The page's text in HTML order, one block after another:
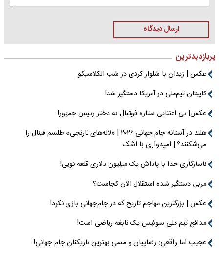
ارسال دیدگاه
پربازدیدترین
عکس | زیدان با شلوار کردی در شب الکلاسیکو
کاپیتان تیم‌ملی در آمریکا دستگیر شد!
عکس| بی اعتنایی ستاره فوتبال به دختر رییس جمهور!
هلند در آستانه جام جهانی ۲۰۲۶ | «لاله‌های نارنجی» طلسم فینال را
می‌شکنند؟ | امیدواری با اشک
ناسازگاری خدا با پاداش یک میلیون دلاری قلعه نویی!
مربی دستگیر شده استقلال الان کجاست؟
عکس | بزرگترین مهاجم تاریخ که در جام‌جهانی بازی نکرد!
مدافع تیم ملی سوئیس یک نابغه ریاضی است!
عجیب اما واقعی: رضاییان و مسی بهترین بازیکنان جام جهانی!